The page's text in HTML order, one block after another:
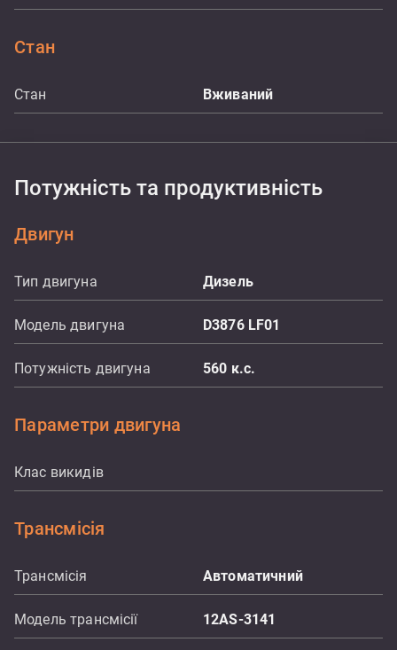
Стан
Стан Вживаний
Потужність та продуктивність
Двигун
Тип двигуна Дизель
Модель двигуна D3876 LF01
Потужність двигуна 560 к.с.
Параметри двигуна
Клас викидів
Трансмісія
Трансмісія Автоматичний
Модель трансмісії 12AS-3141